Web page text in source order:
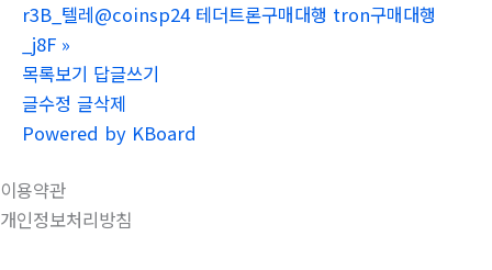
r3B_텔레@coinsp24 테더트론구매대행 tron구매대행
_j8F »
목록보기 답글쓰기
글수정 글삭제
Powered by KBoard
이용약관
개인정보처리방침